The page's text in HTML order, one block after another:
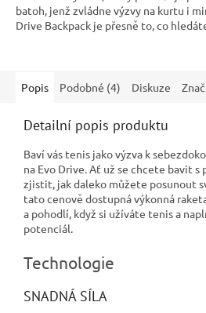
batoh, jenž zvládne výzvy na kurtu i
Drive Backpack je přesně to, co
Popis Podobné (4) Diskuze
Detailní popis produktu
Baví vás tenis jako výzva k
na Evo Drive. Ať už se chcete bavit
zjistit, jak daleko můžete posunout
tato cenově dostupná výkonná
a pohodlí, když si užíváte tenis a
potenciál.
Technologie
SNADNÁ SÍLA